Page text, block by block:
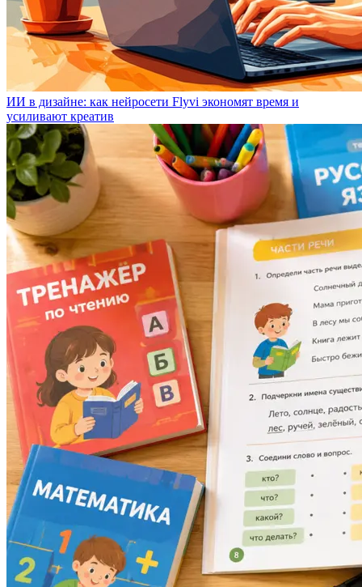
ИИ в дизайне: как нейросети Flyvi экономят время и
усиливают креатив